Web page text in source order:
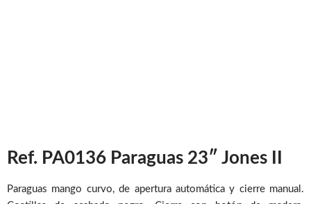
Ref. PA0136 Paraguas 23″ Jones II
Paraguas mango curvo, de apertura automática y cierre manual.